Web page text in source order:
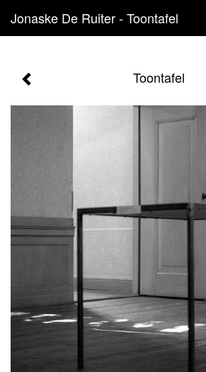
Jonaske De Ruiter - Toontafel
Toontafel